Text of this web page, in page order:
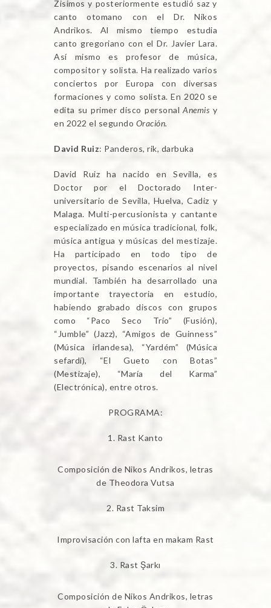
Zisimos y posteriormente estudió saz y
canto otomano con el Dr. Nikos
Andrikos. Al mismo tiempo estudia
canto gregoriano con el Dr. Javier Lara.
Así mismo es profesor de música,
compositor y solista. Ha realizado varios
conciertos por Europa con diversas
formaciones y como solista. En 2020 se
edita su primer disco personalAnemis y
en 2022 el segundo Oración.
David Ruiz: Panderos, rik, darbuka
David Ruiz ha nacido en Sevilla, es
Doctor por el Doctorado Inter-
universitario de Sevilla, Huelva, Cadiz y
Malaga. Multi-percusionista y cantante
especializado en música tradicional, folk,
música antigua y músicas del mestizaje.
Ha participado en todo tipo de
proyectos, pisando escenarios al nivel
mundial. También ha desarrollado una
importante trayectoria en estudio,
habiendo grabado discos con grupos
como “Paco Seco Trío” (Fusión),
“Jumble” (Jazz), “Amigos de Guinness”
(Música irlandesa), “Yardém” (Música
sefardí), “El Gueto con Botas”
(Mestizaje), “María del Karma”
(Electrónica), entre otros.
PROGRAMA:
Rast Kanto
Composición de Nikos Andrikos, letras
de Theodora Vutsa
Rast Taksim
Improvisación con lafta en makam Rast
Rast Şarkı
Composición de Nikos Andrikos, letras